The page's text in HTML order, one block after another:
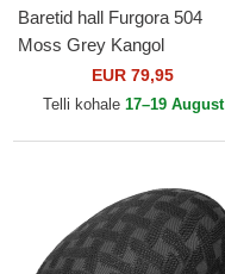
Baretid hall Furgora 504
Moss Grey Kangol
EUR 79,95
Telli kohale 17–19 August